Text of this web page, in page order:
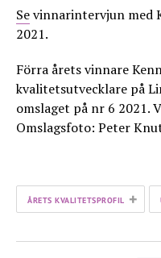
Sevinnarintervjun med
2021.
Förra årets vinnare
kvalitetsutvecklare på
omslaget på nr 6 2021.
Omslagsfoto: Peter
ÅRETS KVALITETSPROFIL +